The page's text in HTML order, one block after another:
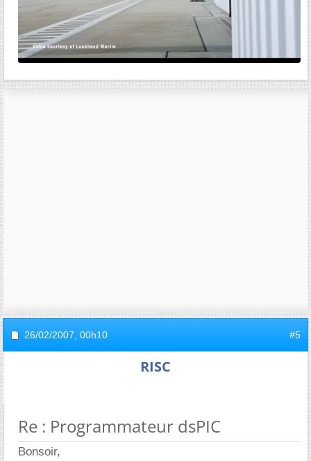
26/02/2007, 00h10 #5
RISC
Re : Programmateur dsPIC
Bonsoir,